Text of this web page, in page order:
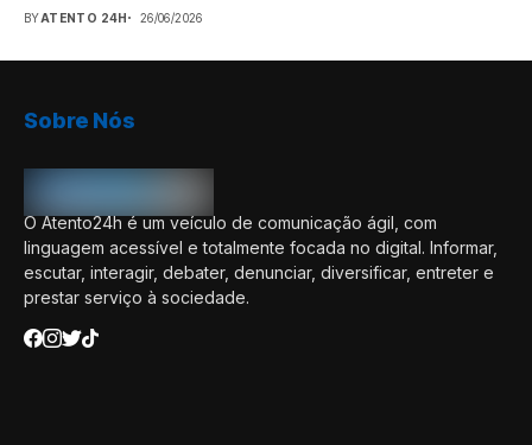
BYATENTO 24H 26/06/2026
Sobre Nós
O Atento24h é um veículo de comunicação ágil, com
linguagem acessível e totalmente focada no digital. Informar,
escutar, interagir, debater, denunciar, diversificar, entreter e
prestar serviço à sociedade.